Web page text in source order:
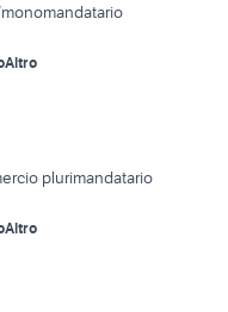
Altro
plurimandatario
Altro